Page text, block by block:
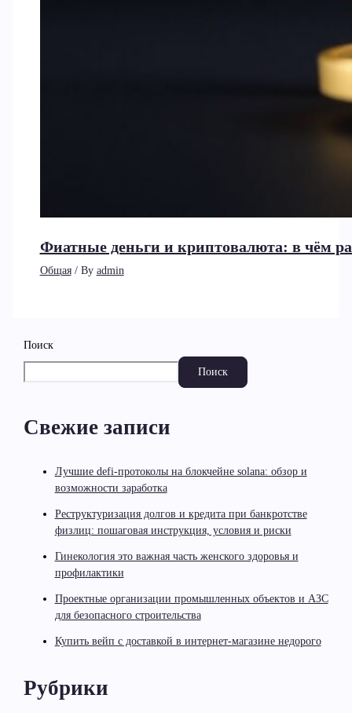
Фиатные деньги и криптовалюта: в чём
Общая/ By admin
Поиск
Поиск
Свежие записи
Лучшие defi-протоколы на блокчейне solana: обзор и
возможности заработка
Реструктуризация долгов и кредита при банкротстве
физлиц: пошаговая инструкция, условия и риски
Гинекология это важная часть женского здоровья и
профилактики
Проектные организации промышленных объектов и АЗС
для безопасного строительства
Купить вейп с доставкой в интернет-магазине недорого
Рубрики